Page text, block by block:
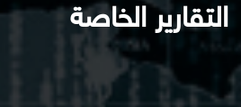
التقارير الخاصة